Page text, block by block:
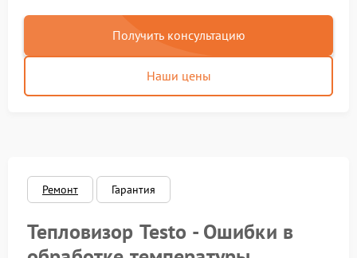
Получить консультацию
Наши цены
Ремонт Гарантия
Тепловизор Testo - Ошибки в